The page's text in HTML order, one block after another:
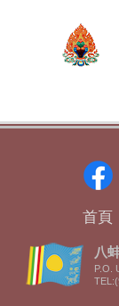
首頁
八
P.O.